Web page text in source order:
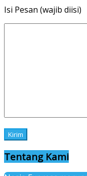
Isi Pesan (wajib diisi)
Tentang Kami